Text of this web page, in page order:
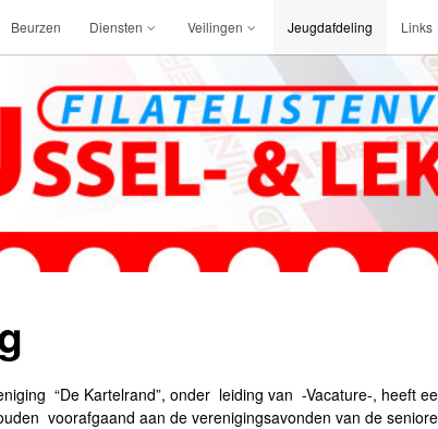
Beurzen Diensten Veilingen Jeugdafdeling Links
“De Kartelrand”, onder leiding van -Vacature-, heeft
voorafgaand aan de verenigingsavonden van de